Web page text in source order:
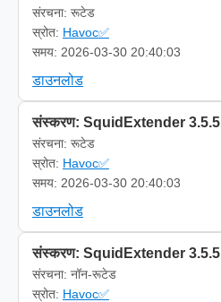
संरचना: रूटेड
स्रोत: Havoc✅
समय: 2026-03-30 20:40:03
डाउनलोड
संस्करण: SquidExtender 3.5.5
संरचना: रूटेड
स्रोत: Havoc✅
समय: 2026-03-30 20:40:03
डाउनलोड
संस्करण: SquidExtender 3.5.5
संरचना: नॉन-रूटेड
स्रोत: Havoc✅